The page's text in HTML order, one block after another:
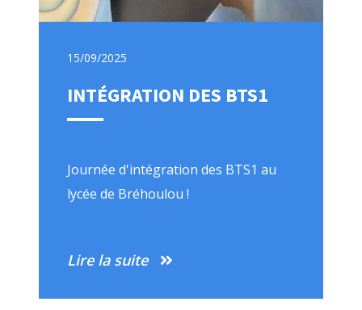
15/09/2025
INTÉGRATION DES BTS1
Journée d'intégration des BTS1 au
lycée de Bréhoulou !
Lire la suite